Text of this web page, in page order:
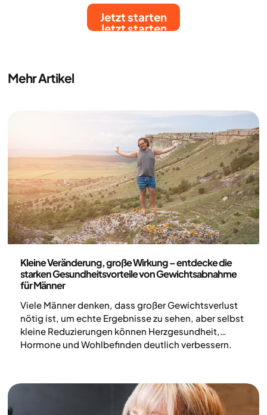
Jetzt starten
Jetzt starten
Mehr Artikel
Kleine Veränderung, große Wirkung – entdecke die
starken Gesundheitsvorteile von Gewichtsabnahme
für Männer
Viele Männer denken, dass großer Gewichtsverlust
nötig ist, um echte Ergebnisse zu sehen, aber selbst
kleine Reduzierungen können Herzgesundheit,
Hormone und Wohlbefinden deutlich verbessern.